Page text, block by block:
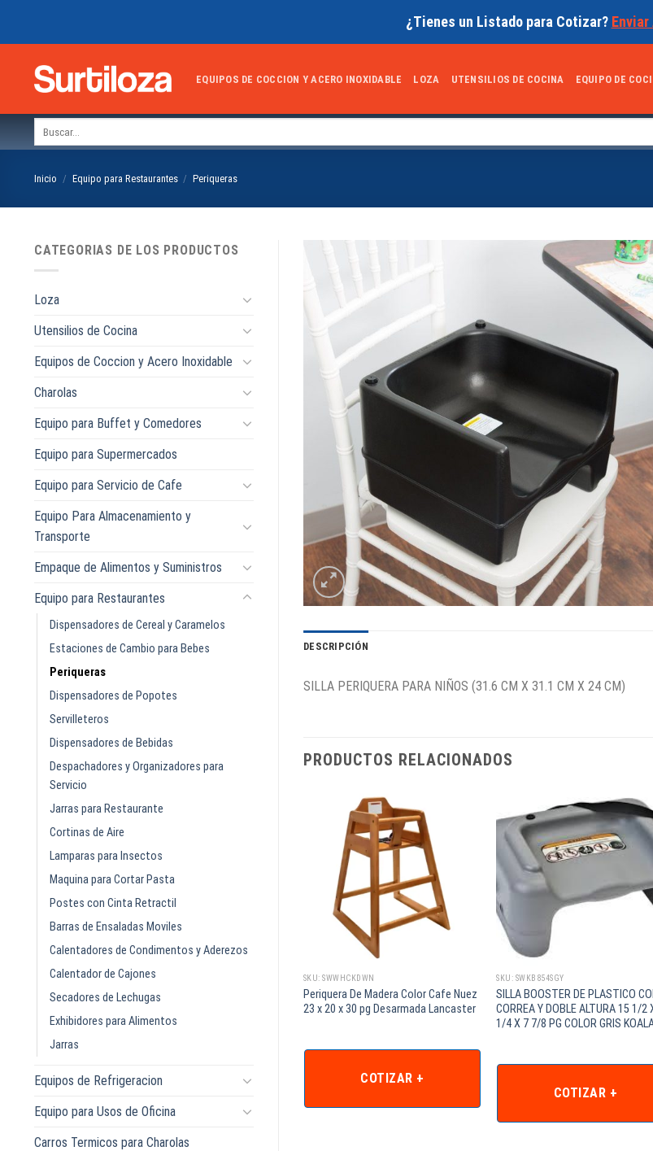
¿Tienes un Listado para Cotizar? Enviar
EQUIPOS DE COCCION Y ACERO INOXIDABLE LOZA UTENSILIOS DE COCINA EQUIPO DE
Inicio / Equipo para Restaurantes / Periqueras
CATEGORIAS DE LOS PRODUCTOS
Loza
Utensilios de Cocina
Equipos de Coccion y Acero Inoxidable
Charolas
Equipo para Buffet y Comedores
Equipo para Supermercados
Equipo para Servicio de Cafe
Equipo Para Almacenamiento y
Transporte
Empaque de Alimentos y Suministros
Equipo para Restaurantes
Dispensadores de Cereal y Caramelos
Estaciones de Cambio para Bebes
Periqueras
Dispensadores de Popotes
Servilleteros
Dispensadores de Bebidas
Despachadores y Organizadores para
Servicio
Jarras para Restaurante
Cortinas de Aire
Lamparas para Insectos
Maquina para Cortar Pasta
Postes con Cinta Retractil
Barras de Ensaladas Moviles
Calentadores de Condimentos y Aderezos
Calentador de Cajones
Secadores de Lechugas
Exhibidores para Alimentos
Jarras
Equipos de Refrigeracion
Equipo para Usos de Oficina
Carros Termicos para Charolas
DESCRIPCIÓN
SILLA PERIQUERA PARA NIÑOS (31.6 CM X 31.1 CM X 24 CM)
PRODUCTOS RELACIONADOS
SKU: SWWHCKDWN
Periquera De Madera Color Cafe Nuez
23 x 20 x 30 pg Desarmada Lancaster
COTIZAR +
SKU: SWKB854SGY
SILLA BOOSTER DE PLASTICO
CORREA Y DOBLE ALTURA 15 1/2
1/4 X 7 7/8 PG COLOR GRIS
COTIZAR +
SKU: SW8950DGYKD
PERIQUERA DE PLASTICO PARA BEBE
CHAROLA KOALA